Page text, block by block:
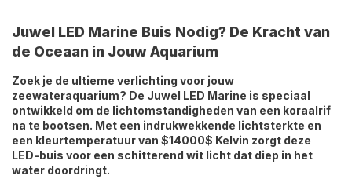
Juwel LED Marine Buis Nodig? De Kracht van
de Oceaan in Jouw Aquarium
Zoek je de ultieme verlichting voor jouw
zeewateraquarium? De Juwel LED Marine is speciaal
ontwikkeld om de lichtomstandigheden van een koraalrif
na te bootsen. Met een indrukwekkende lichtsterkte en
een kleurtemperatuur van $14000$ Kelvin zorgt deze
LED-buis voor een schitterend wit licht dat diep in het
water doordringt.